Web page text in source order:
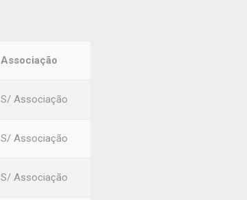
Associação
S/ Associação
S/ Associação
S/ Associação